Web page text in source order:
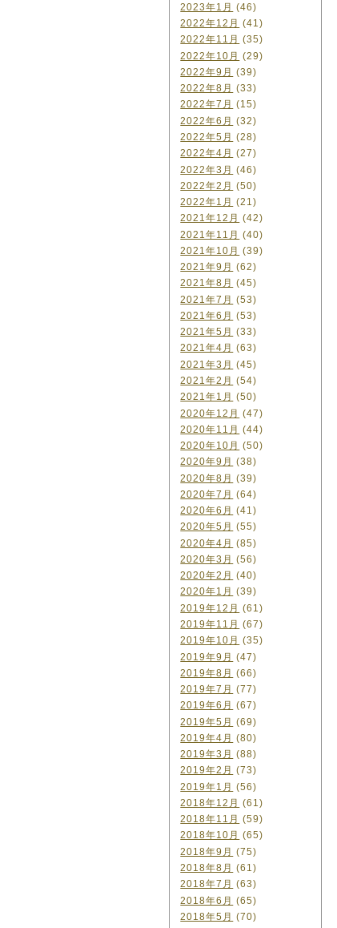
2023年1月 (46)
2022年12月 (41)
2022年11月 (35)
2022年10月 (29)
2022年9月 (39)
2022年8月 (33)
2022年7月 (15)
2022年6月 (32)
2022年5月 (28)
2022年4月 (27)
2022年3月 (46)
2022年2月 (50)
2022年1月 (21)
2021年12月 (42)
2021年11月 (40)
2021年10月 (39)
2021年9月 (62)
2021年8月 (45)
2021年7月 (53)
2021年6月 (53)
2021年5月 (33)
2021年4月 (63)
2021年3月 (45)
2021年2月 (54)
2021年1月 (50)
2020年12月 (47)
2020年11月 (44)
2020年10月 (50)
2020年9月 (38)
2020年8月 (39)
2020年7月 (64)
2020年6月 (41)
2020年5月 (55)
2020年4月 (85)
2020年3月 (56)
2020年2月 (40)
2020年1月 (39)
2019年12月 (61)
2019年11月 (67)
2019年10月 (35)
2019年9月 (47)
2019年8月 (66)
2019年7月 (77)
2019年6月 (67)
2019年5月 (69)
2019年4月 (80)
2019年3月 (88)
2019年2月 (73)
2019年1月 (56)
2018年12月 (61)
2018年11月 (59)
2018年10月 (65)
2018年9月 (75)
2018年8月 (61)
2018年7月 (63)
2018年6月 (65)
2018年5月 (70)